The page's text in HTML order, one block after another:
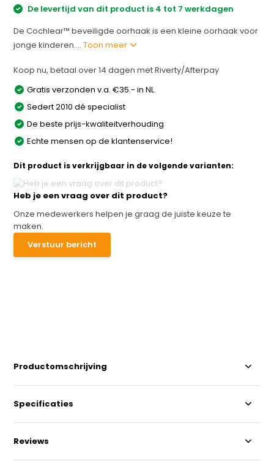
De levertijd van dit product is 4 tot 7 werkdagen
De Cochlear™ beveiligde oorhaak is een kleine oorhaak voor
jonge kinderen....Toon meer
Koop nu, betaal over 14 dagen met Riverty/Afterpay
Gratis verzonden v.a. €35.- in NL
Sedert 2010 dé specialist
De beste prijs-kwaliteitverhouding
Echte mensen op de klantenservice!
Dit product is verkrijgbaar in de volgende varianten:
Heb je een vraag over dit product?
Onze medewerkers helpen je graag de juiste keuze te
maken.
Verstuur bericht
Productomschrijving
Specificaties
Reviews